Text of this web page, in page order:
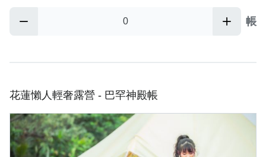
帳
花蓮懶人輕奢露營 - 巴罕神殿帳